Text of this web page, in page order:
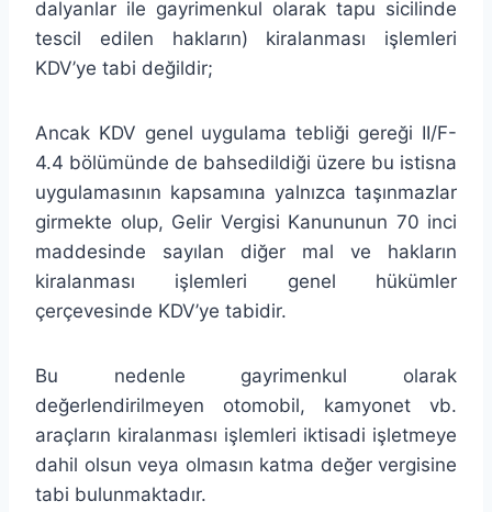
dalyanlar ile gayrimenkul olarak tapu sicilinde
tescil edilen hakların) kiralanması işlemleri
KDV’ye tabi değildir;
Ancak KDV genel uygulama tebliği gereği II/F-
4.4 bölümünde de bahsedildiği üzere bu istisna
uygulamasının kapsamına yalnızca taşınmazlar
girmekte olup, Gelir Vergisi Kanununun 70 inci
maddesinde sayılan diğer mal ve hakların
kiralanması işlemleri genel hükümler
çerçevesinde KDV’ye tabidir.
Bu nedenle gayrimenkul olarak
değerlendirilmeyen otomobil, kamyonet vb.
araçların kiralanması işlemleri iktisadi işletmeye
dahil olsun veya olmasın katma değer vergisine
tabi bulunmaktadır.